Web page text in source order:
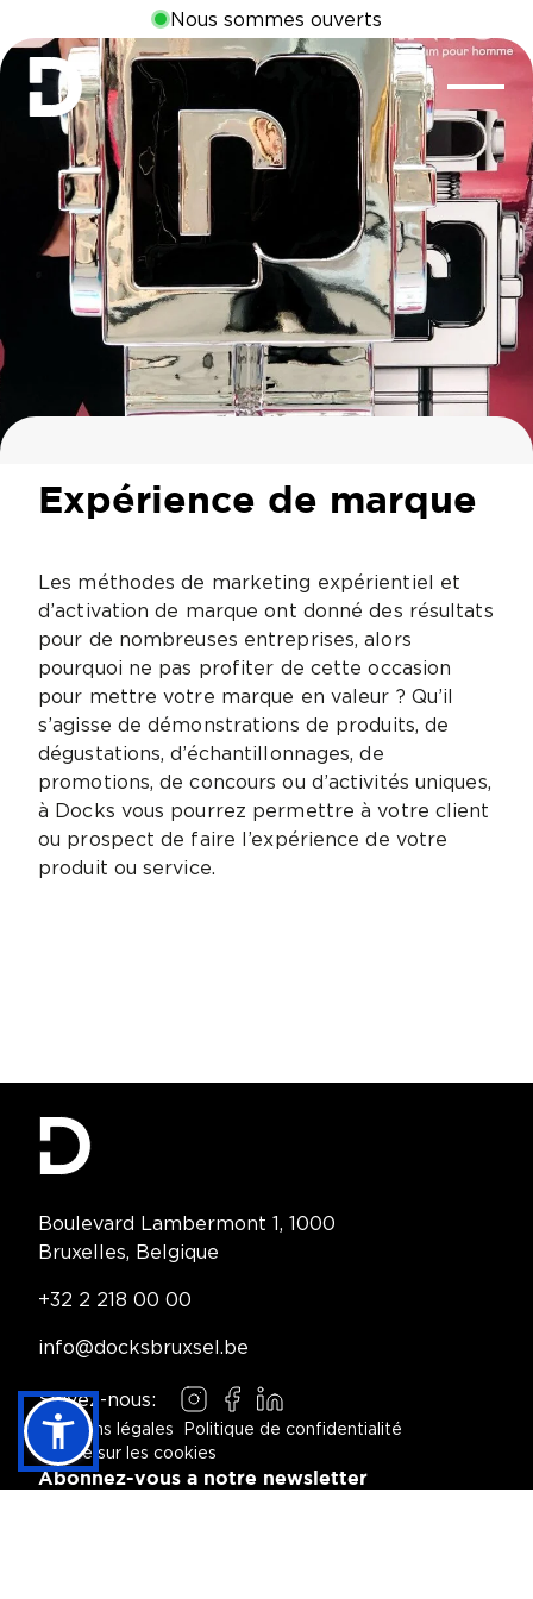
Nous sommes ouverts
Expérience de marque
Les méthodes de marketing expérientiel et
d’activation de marque ont donné des résultats
pour de nombreuses entreprises, alors
pourquoi ne pas profiter de cette occasion
pour mettre votre marque en valeur ? Qu’il
s’agisse de démonstrations de produits, de
dégustations, d’échantillonnages, de
promotions, de concours ou d’activités uniques,
à Docks vous pourrez permettre à votre client
ou prospect de faire l’expérience de votre
produit ou service.
Contact Information
Boulevard Lambermont 1, 1000
Bruxelles, Belgique
Telephone:
+32 2 218 00 00
Email:
info@docksbruxsel.be
Suivez-nous:
Instagram
Facebook
LinkedIn
Footer Navigation
Mentions légales
Politique de confidentialité
Notice sur les cookies
Abonnez-vous a notre newsletter